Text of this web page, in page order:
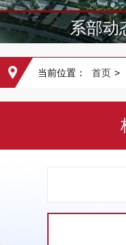
系部动
当前位置： 首页 >